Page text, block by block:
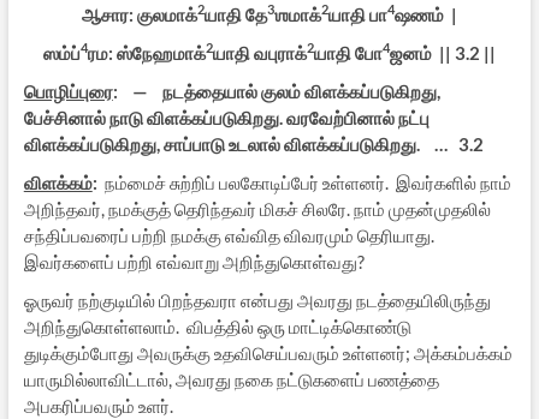
ஆசார: குலமாக்2யாதி தே3ஶமாக்2யாதி பா4ஷணம் |
ஸம்ப்4ரம: ஸ்நேஹமாக்2யாதி வபுராக்2யாதி போ4ஜனம் || 3.2 ||
பொழிப்புரை: — நடத்தையால் குலம் விளக்கப்படுகிறது,
பேச்சினால் நாடு விளக்கப்படுகிறது. வரவேற்பினால் நட்பு
விளக்கப்படுகிறது, சாப்பாடு உடலால் விளக்கப்படுகிறது. … 3.2
விளக்கம்: நம்மைச் சுற்றிப் பலகோடிப்பேர் உள்ளனர். இவர்களில் நாம்
அறிந்தவர், நமக்குத் தெரிந்தவர் மிகச் சிலரே. நாம் முதன்முதலில்
சந்திப்பவரைப் பற்றி நமக்கு எவ்வித விவரமும் தெரியாது.
இவர்களைப் பற்றி எவ்வாறு அறிந்துகொள்வது?
ஓருவர் நற்குடியில் பிறந்தவரா என்பது அவரது நடத்தையிலிருந்து
அறிந்துகொள்ளலாம். விபத்தில் ஒரு மாட்டிக்கொண்டு
துடிக்கும்போது அவருக்கு உதவிசெய்பவரும் உள்ளனர்; அக்கம்பக்கம்
யாருமில்லாவிட்டால், அவரது நகை நட்டுகளைப் பணத்தை
அபகரிப்பவரும் உளர்.